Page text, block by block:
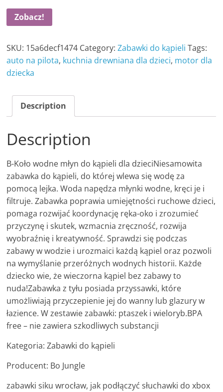
Zobacz!
SKU: 15a6decf1474 Category:Zabawki do kąpieli Tags:
auto na pilota, kuchnia drewniana dla dzieci, motor dla
dziecka
Description
Description
B-Koło wodne młyn do kąpieli dla dzieciNiesamowita
zabawka do kąpieli, do której wlewa się wodę za
pomocą lejka. Woda napędza młynki wodne, kręci je i
filtruje. Zabawka poprawia umiejętności ruchowe dzieci,
pomaga rozwijać koordynację ręka-oko i zrozumieć
przyczynę i skutek, wzmacnia zręczność, rozwija
wyobraźnię i kreatywność. Sprawdzi się podczas
zabawy w wodzie i urozmaici każdą kąpiel oraz pozwoli
na wymyślanie przeróżnych wodnych historii. Każde
dziecko wie, że wieczorna kąpiel bez zabawy to
nuda!Zabawka z tyłu posiada przyssawki, które
umożliwiają przyczepienie jej do wanny lub glazury w
łazience. W zestawie zabawki: ptaszek i wieloryb.BPA
free – nie zawiera szkodliwych substancji
Kategoria: Zabawki do kąpieli
Producent: Bo Jungle
zabawki siku wrocław, jak podłączyć słuchawki do xbox